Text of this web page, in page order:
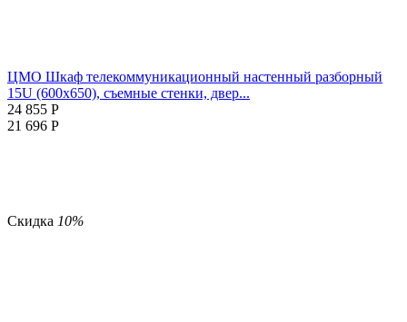
ЦМО Шкаф телекоммуникационный настенный разборный
15U (600х650), съемные стенки, двер...
24 855 Р
21 696 Р
Скидка 10%